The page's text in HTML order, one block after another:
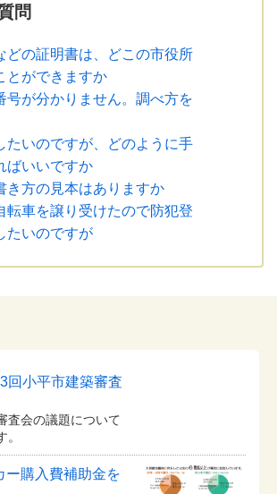
問
どの証明書は、どこの市役所
とができますか
号が分かりません。調べ方を
たいのですが、どのように手
ばいいですか
き方の見本はありますか
転車を譲り受けたので防犯登
たいのですが
回小平市建築審査
査会の議題について
ー購入費補助金を